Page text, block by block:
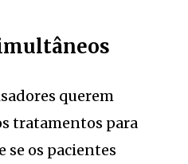
querem
tratamentos para
se os pacientes